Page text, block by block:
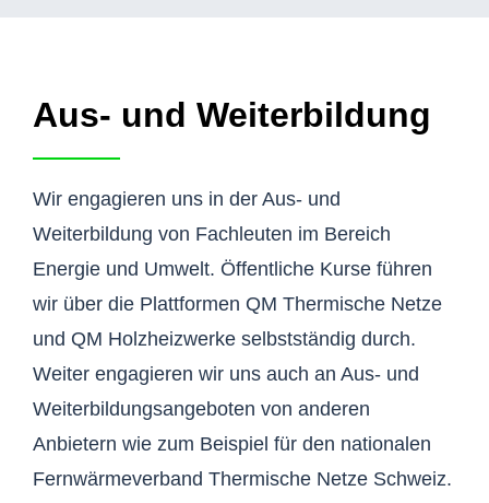
Aus- und Weiterbildung
Wir engagieren uns in der Aus- und
Weiterbildung von Fachleuten im Bereich
Energie und Umwelt. Öffentliche Kurse führen
wir über die Plattformen QM Thermische Netze
und QM Holzheizwerke selbstständig durch.
Weiter engagieren wir uns auch an Aus- und
Weiterbildungsangeboten von anderen
Anbietern wie zum Beispiel für den nationalen
Fernwärmeverband Thermische Netze Schweiz.